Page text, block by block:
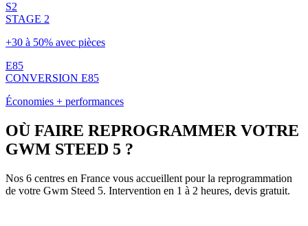
S2
STAGE 2
+30 à 50% avec pièces
E85
CONVERSION E85
Économies + performances
OÙ FAIRE REPROGRAMMER VOTRE
GWM STEED 5 ?
Nos 6 centres en France vous accueillent pour la reprogrammation
de votre Gwm Steed 5. Intervention en 1 à 2 heures, devis gratuit.